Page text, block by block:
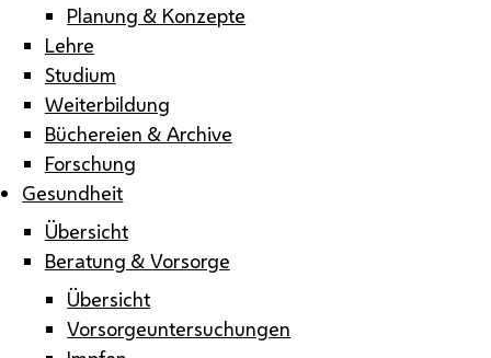
Planung & Konzepte
Lehre
Studium
Weiterbildung
Büchereien & Archive
Forschung
Gesundheit
Übersicht
Beratung & Vorsorge
Übersicht
Vorsorgeuntersuchungen